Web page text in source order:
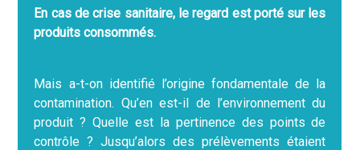
En cas de crise sanitaire, le regard est porté sur les
produits consommés.
Mais a-t-on identifié l’origine fondamentale de la
contamination. Qu’en est-il de l’environnement du
produit ? Quelle est la pertinence des points de
contrôle ? Jusqu’alors des prélèvements étaient